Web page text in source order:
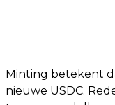
Minting betekent
nieuwe USDC.